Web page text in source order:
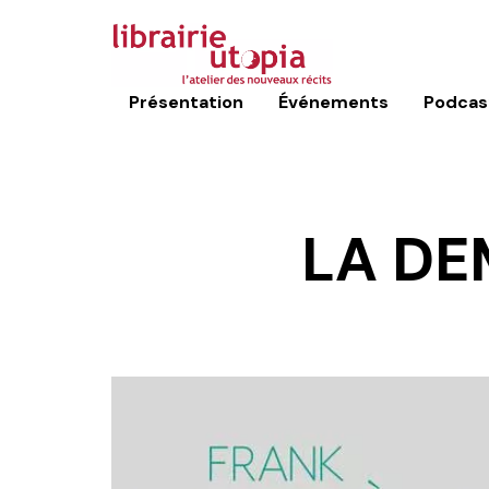
Présentation Événements
LA